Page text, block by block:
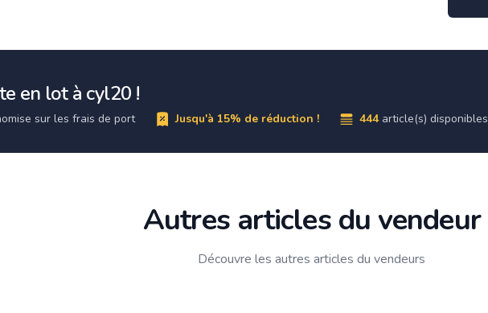
en lot à cyl20 !
sur les frais de port Jusqu'à 15% de réduction ! 444 article(s) disponibles
Autres articles du vendeur
Découvre les autres articles du vendeurs